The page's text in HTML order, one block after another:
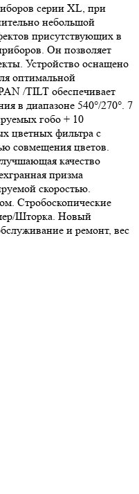
серии XL, при
небольшой
присутствующих в
Он позволяет
Устройство оснащено
оптимальной
/TILT обеспечивает
в диапазоне 540°/270°. 7
гобо + 10
цветных фильтра с
совмещения цветов.
качество
призма
скоростью.
Стробоскопические
Шторка. Новый
и ремонт, вес